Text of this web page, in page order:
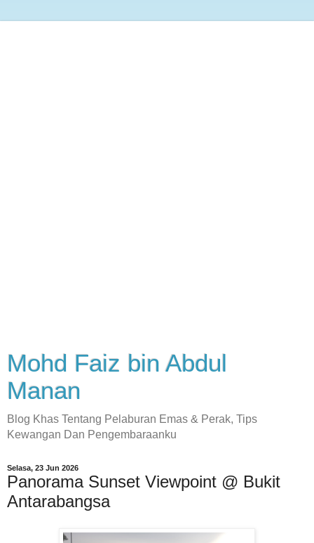
Mohd Faiz bin Abdul
Manan
Blog Khas Tentang Pelaburan Emas & Perak, Tips
Kewangan Dan Pengembaraanku
Selasa, 23 Jun 2026
Panorama Sunset Viewpoint @ Bukit
Antarabangsa